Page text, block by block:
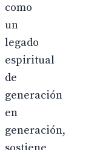
como
un
legado
espiritual
de
generación
en
generación,